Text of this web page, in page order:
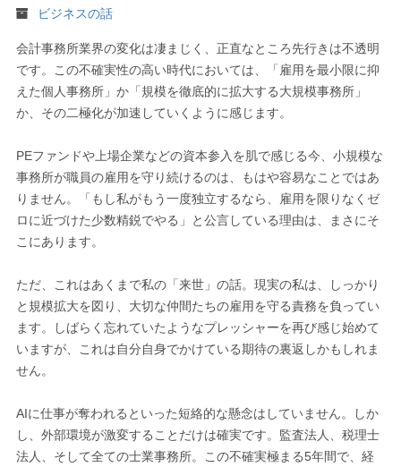
ビジネスの話
会計事務所業界の変化は凄まじく、正直なところ先行きは不透明
です。この不確実性の高い時代においては、「雇用を最小限に抑
えた個人事務所」か「規模を徹底的に拡大する大規模事務所」
か、その二極化が加速していくように感じます。
PEファンドや上場企業などの資本参入を肌で感じる今、小規模な
事務所が職員の雇用を守り続けるのは、もはや容易なことではあ
りません。「もし私がもう一度独立するなら、雇用を限りなくゼ
ロに近づけた少数精鋭でやる」と公言している理由は、まさにそ
こにあります。
ただ、これはあくまで私の「来世」の話。現実の私は、しっかり
と規模拡大を図り、大切な仲間たちの雇用を守る責務を負ってい
ます。しばらく忘れていたようなプレッシャーを再び感じ始めて
いますが、これは自分自身でかけている期待の裏返しかもしれま
せん。
AIに仕事が奪われるといった短絡的な懸念はしていません。しか
し、外部環境が激変することだけは確実です。監査法人、税理士
法人、そして全ての士業事務所。この不確実極まる5年間で、経